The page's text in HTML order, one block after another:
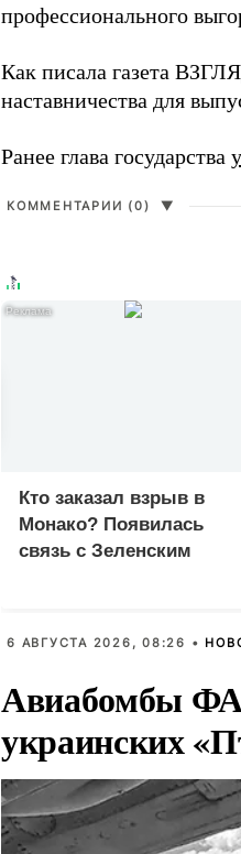
профессионального
Как писала газета
наставничества для
Ранее глава государства
КОММЕНТАРИИ (0) ▼
Кто заказал взрыв в
Монако? Появилась
связь с Зеленским
6 АВГУСТА 2026, 08:26 •
Авиабомбы
украинских